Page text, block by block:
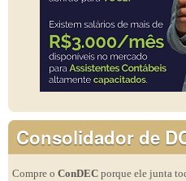
Consolidador de
Compre o ConDEC porque ele junta